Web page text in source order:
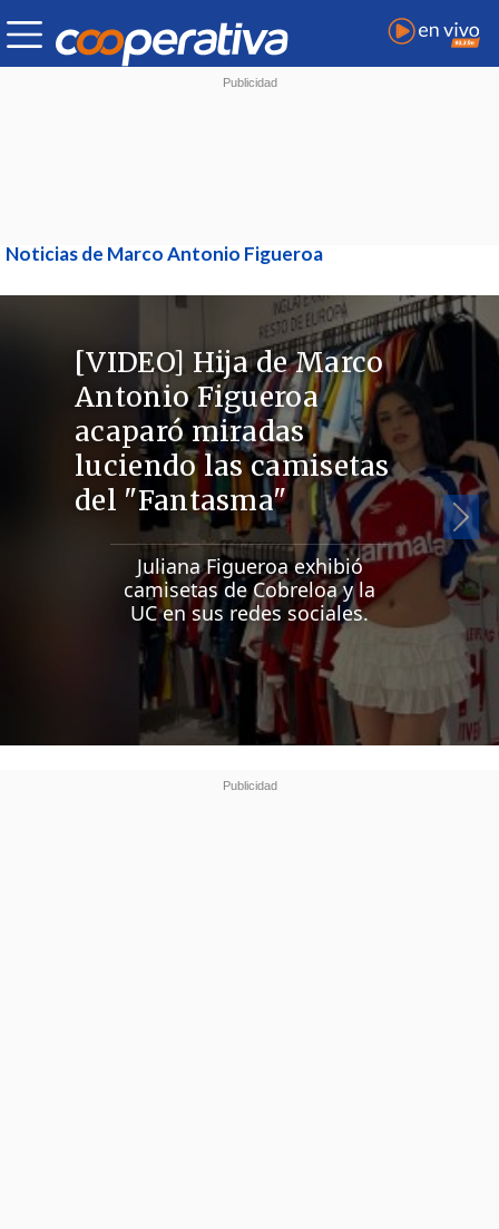
Noticias de Marco Antonio Figueroa
[VIDEO] Hija de Marco
Antonio Figueroa
acaparó miradas
luciendo las camisetas
del "Fantasma"
Juliana Figueroa exhibió
camisetas de Cobreloa y la
UC en sus redes sociales.